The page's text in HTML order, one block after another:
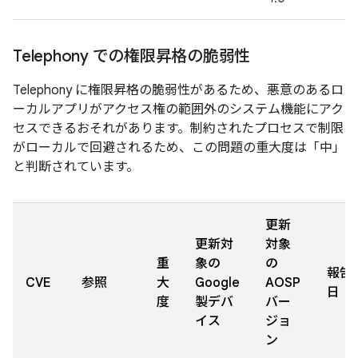
Telephony での権限昇格の脆弱性
Telephony に権限昇格の脆弱性があるため、悪意のあるロ
ーカルアプリがアクセス権の範囲外のシステム機能にアク
セスできるおそれがあります。制約されたプロセスで制限
がローカルで回避されるため、この問題の重大度は「中」
と判断されています。
CVE 参照
重
大
度
更新対
象の
Google
製デバ
イス
更新
対象
の
AOSP
バー
ジョ
ン
報告
日